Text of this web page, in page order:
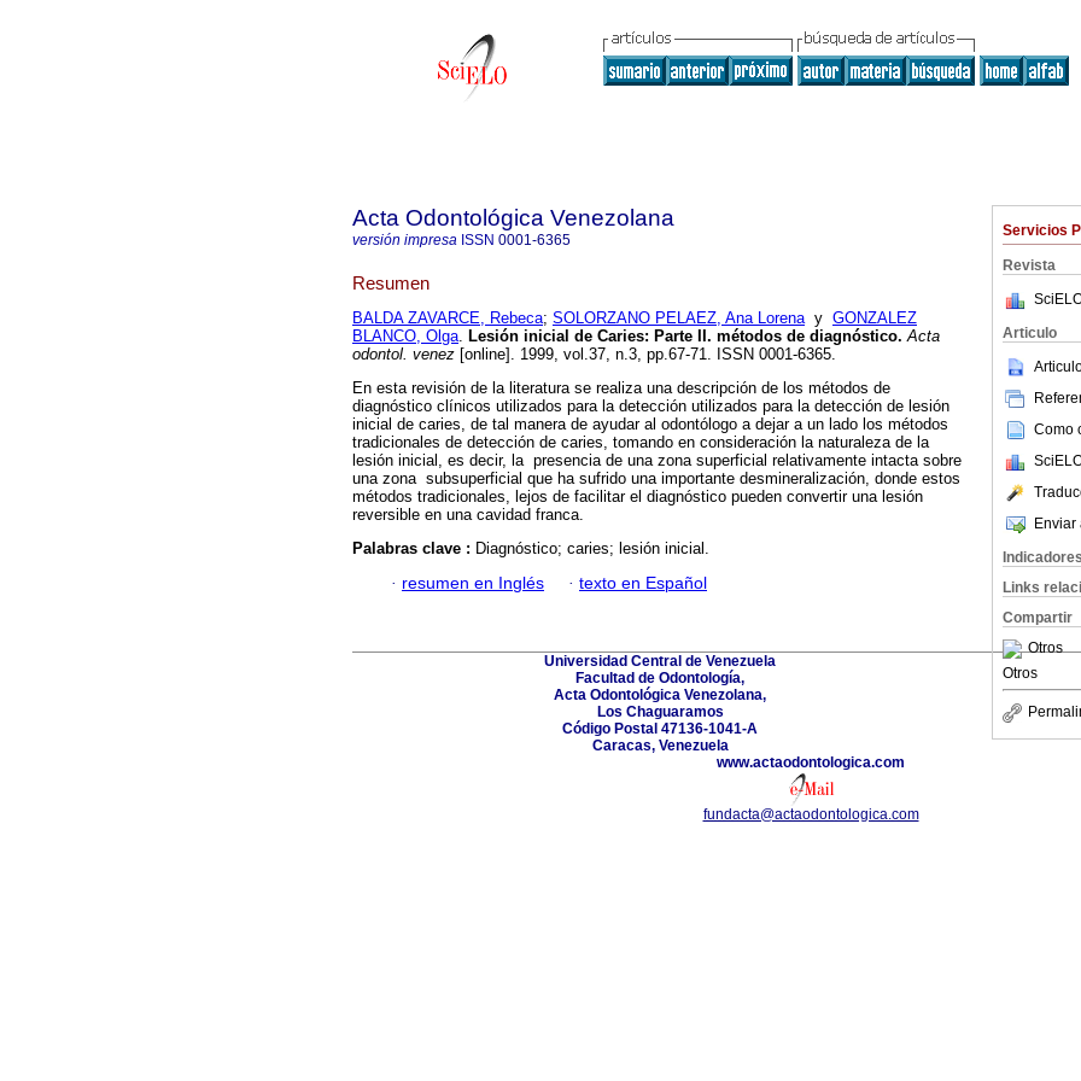
Servicios
Revista
Articulo
Como
Enviar
Indicadores
Links
Compartir
Otros
Otros
Acta Odontológica Venezolana
versión impresa ISSN 0001-6365
Resumen
BALDA ZAVARCE, Rebeca; SOLORZANO PELAEZ, Ana Lorenay GONZALEZ
BLANCO, Olga. Lesión inicial de Caries: Parte II. métodos de diagnóstico. Acta
odontol. venez [online]. 1999, vol.37, n.3, pp.67-71. ISSN 0001-6365.
En esta revisión de la literatura se realiza una descripción de los métodos de
diagnóstico clínicos utilizados para la detección utilizados para la detección de lesión
inicial de caries, de tal manera de ayudar al odontólogo a dejar a un lado los métodos
tradicionales de detección de caries, tomando en consideración la naturaleza de la
lesión inicial, es decir, la presencia de una zona superficial relativamente intacta sobre
una zona subsuperficial que ha sufrido una importante desmineralización, donde estos
métodos tradicionales, lejos de facilitar el diagnóstico pueden convertir una lesión
reversible en una cavidad franca.
Palabras clave : Diagnóstico; caries; lesión inicial.
· resumen en Inglés · texto en Español
Universidad Central de Venezuela
Facultad de Odontología,
Acta Odontológica Venezolana,
Los Chaguaramos
Código Postal 47136-1041-A
Caracas, Venezuela
www.actaodontologica.com
fundacta@actaodontologica.com